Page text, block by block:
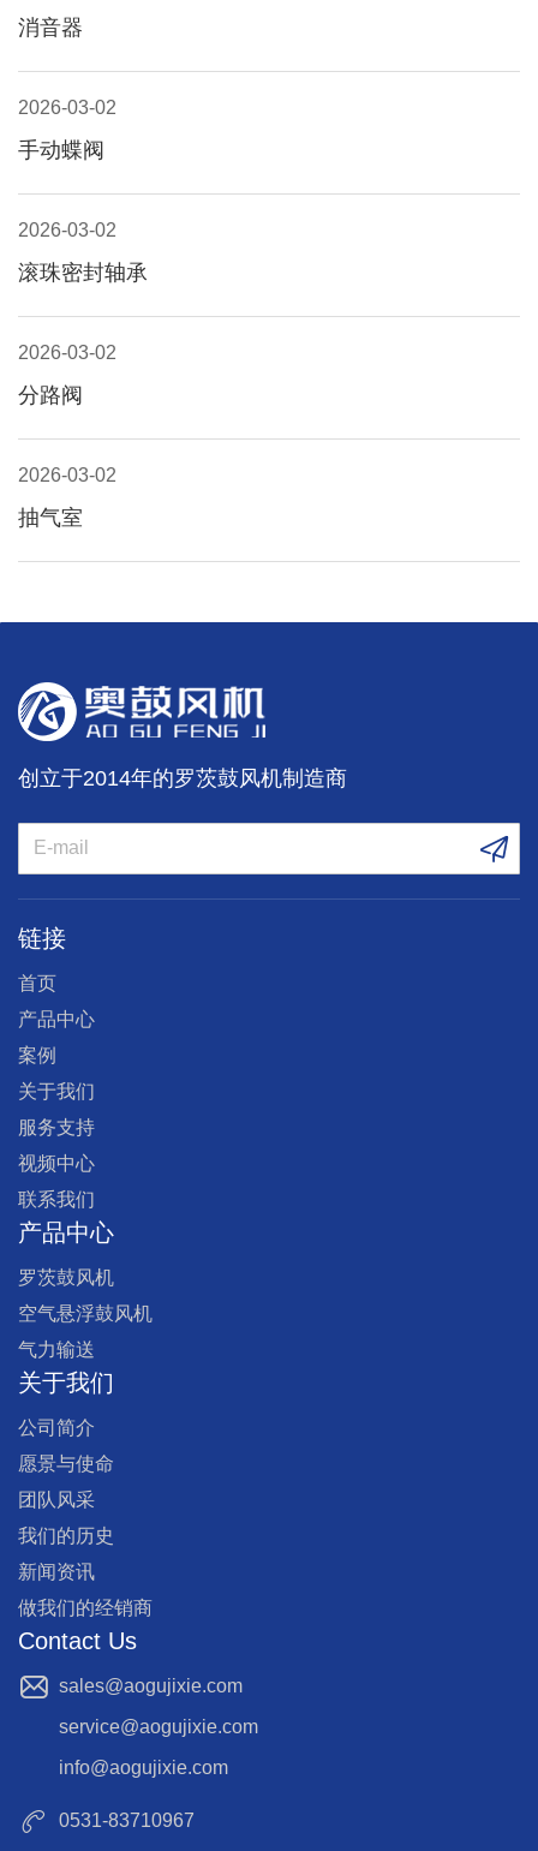
消音器
2026-03-02
手动蝶阀
2026-03-02
滚珠密封轴承
2026-03-02
分路阀
2026-03-02
抽气室
创立于2014年的罗茨鼓风机制造商
链接
首页
产品中心
案例
关于我们
服务支持
视频中心
联系我们
产品中心
罗茨鼓风机
空气悬浮鼓风机
气力输送
关于我们
公司简介
愿景与使命
团队风采
我们的历史
新闻资讯
做我们的经销商
Contact Us
sales@aogujixie.com
service@aogujixie.com
info@aogujixie.com
0531-83710967